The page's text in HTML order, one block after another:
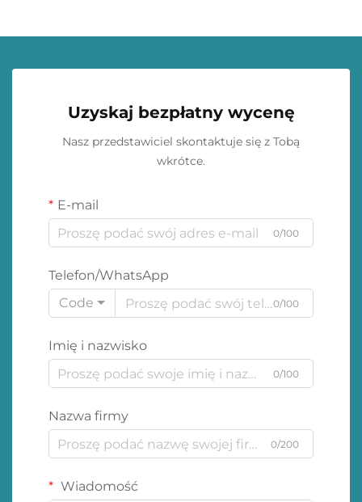
Uzyskaj bezpłatny wycenę
Nasz przedstawiciel skontaktuje się z Tobą
wkrótce.
E-mail
0/100
Telefon/WhatsApp
Code
0/100
Imię i nazwisko
0/100
Nazwa firmy
0/200
Wiadomość